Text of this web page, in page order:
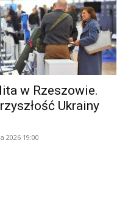
w Rzeszowie.
Ukrainy
2026 19:00